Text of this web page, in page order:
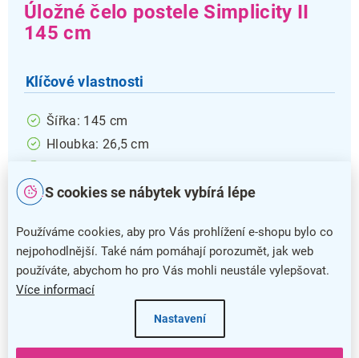
S cookies se nábytek vybírá lépe
Používáme cookies, aby pro Vás prohlížení e-shopu bylo co
nejpohodlnější. Také nám pomáhají porozumět, jak web
používáte, abychom ho pro Vás mohli neustále vylepšovat.
Více informací
Nastavení
Úložné čelo postele Simplicity II
145 cm
Klíčové vlastnosti
Šířka: 145 cm
Hloubka: 26,5 cm
Materiál konstrukce: dřevo
Záruka: 5 let
Praktický úložný prostor se zásuvnými skříňkami
na kolečkách
Snadná montáž s přiloženým návodem a